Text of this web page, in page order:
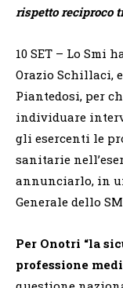
rispetto reciproco
10 SET – Lo Smi
Orazio Schillaci,
Piantedosi, per
individuare
gli esercenti le
sanitarie
annunciarlo, in
Generale dello
Per Onotri “la
professione